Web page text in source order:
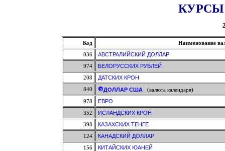
Код
Наименование
036
АВСТРАЛИЙСКИЙ ДОЛЛАР
974
БЕЛОРУССКИХ РУБЛЕЙ
208
ДАТСКИХ КРОН
840
ДОЛЛАР США(валюта календаря)
978
ЕВРО
352
ИСЛАНДСКИХ КРОН
398
КАЗАХСКИХ ТЕНГЕ
124
КАНАДСКИЙ ДОЛЛАР
156
КИТАЙСКИХ ЮАНЕЙ